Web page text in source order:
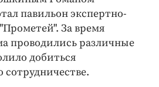
павильон экспертно-
За время
проводились различные
добиться
сотрудничестве.